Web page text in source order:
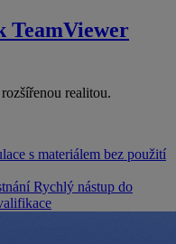
TeamViewer
realitou.
s materiálem bez použití
Rychlý nástup do